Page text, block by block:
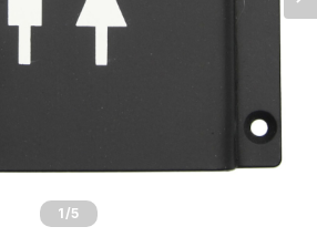
1 /5